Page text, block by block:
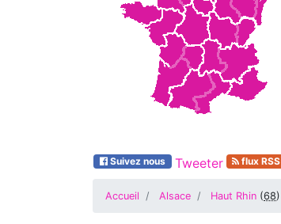
Suivez nous Tweeter flux RSS
Accueil Alsace Haut Rhin (68)